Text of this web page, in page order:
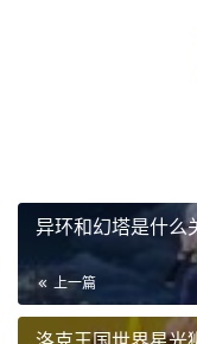
异环和幻塔是什么
上一篇